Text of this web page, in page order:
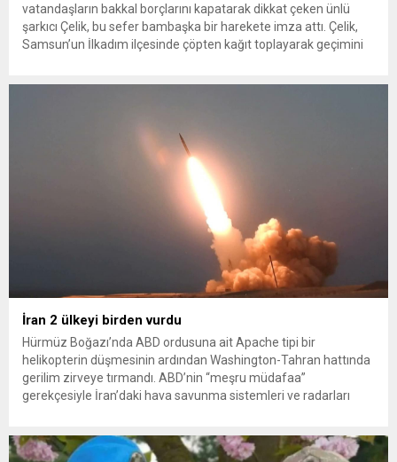
vatandaşların bakkal borçlarını kapatarak dikkat çeken ünlü
şarkıcı Çelik, bu sefer bambaşka bir harekete imza attı. Çelik,
Samsun’un İlkadım ilçesinde çöpten kağıt toplayarak geçimini
İran 2 ülkeyi birden vurdu
Hürmüz Boğazı’nda ABD ordusuna ait Apache tipi bir
helikopterin düşmesinin ardından Washington-Tahran hattında
gerilim zirveye tırmandı. ABD’nin “meşru müdafaa”
gerekçesiyle İran’daki hava savunma sistemleri ve radarları
yeni bir ABD saldırısına anında yanıt verileceğini duyurdu....